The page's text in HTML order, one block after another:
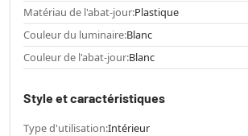
Matériau de l'abat-jour:Plastique
Couleur du luminaire:Blanc
Couleur de l'abat-jour:Blanc
Style et caractéristiques
Type d'utilisation:Intérieur